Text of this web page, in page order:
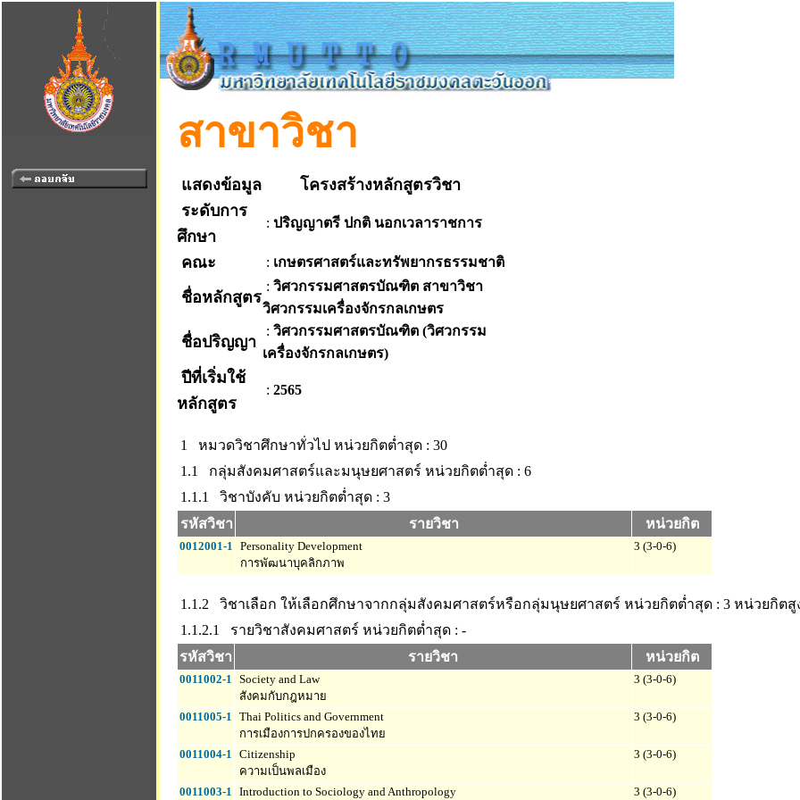
สาขาวิชา
แสดงข้อมูล
โครงสร้างหลักสูตรวิชา
ระดับการ
ศึกษา
: ปริญญาตรี ปกติ นอกเวลาราชการ
คณะ : เกษตรศาสตร์และทรัพยากรธรรมชาติ
ชื่อหลักสูตร
: วิศวกรรมศาสตรบัณฑิต สาขาวิชา
วิศวกรรมเครื่องจักรกลเกษตร
ชื่อปริญญา
: วิศวกรรมศาสตรบัณฑิต (วิศวกรรม
เครื่องจักรกลเกษตร)
ปีที่เริ่มใช้
หลักสูตร
: 2565
1 หมวดวิชาศึกษาทั่วไป หน่วยกิตต่ำสุด : 30
1.1 กลุ่มสังคมศาสตร์และมนุษยศาสตร์ หน่วยกิตต่ำสุด : 6
1.1.1 วิชาบังคับ หน่วยกิตต่ำสุด : 3
รหัสวิชา
รายวิชา หน่วยกิต
0012001-1 Personality Development
การพัฒนาบุคลิกภาพ
3 (3-0-6)
1.1.2 วิชาเลือก ให้เลือกศึกษาจากกลุ่มสังคมศาสตร์หรือกลุ่มนุษยศาสตร์ หน่วยกิตต่ำสุด : 3 หน่วยกิตสู
1.1.2.1 รายวิชาสังคมศาสตร์ หน่วยกิตต่ำสุด : -
รหัสวิชา
รายวิชา หน่วยกิต
0011002-1 Society and Law
สังคมกับกฎหมาย
3 (3-0-6)
0011005-1 Thai Politics and Government
การเมืองการปกครองของไทย
3 (3-0-6)
0011004-1 Citizenship
ความเป็นพลเมือง
3 (3-0-6)
0011003-1 Introduction to Sociology and Anthropology
3 (3-0-6)